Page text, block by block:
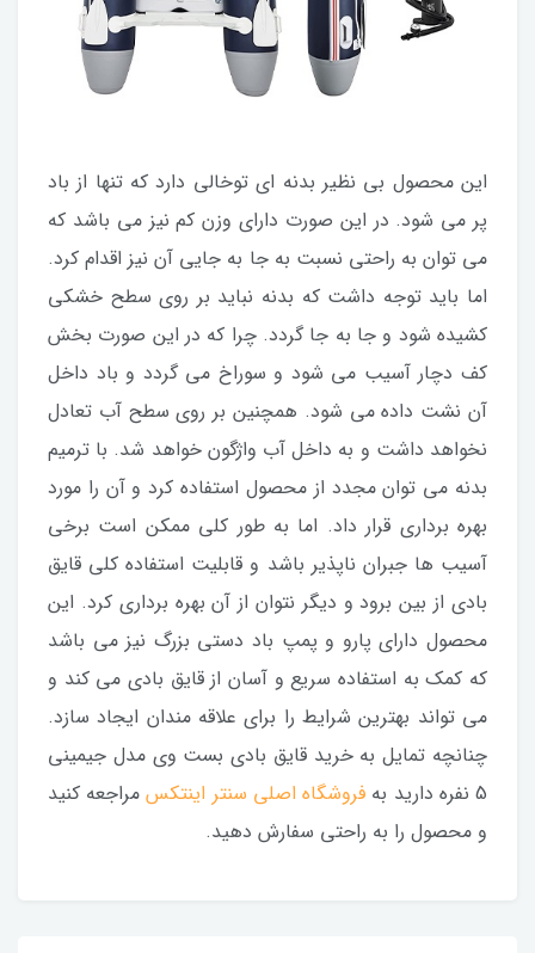
این محصول بی نظیر بدنه ای توخالی دارد که تنها از باد
پر می شود. در این صورت دارای وزن کم نیز می باشد که
می توان به راحتی نسبت به جا به جایی آن نیز اقدام کرد.
اما باید توجه داشت که بدنه نباید بر روی سطح خشکی
کشیده شود و جا به جا گردد. چرا که در این صورت بخش
کف دچار آسیب می شود و سوراخ می گردد و باد داخل
آن نشت داده می شود. همچنین بر روی سطح آب تعادل
نخواهد داشت و به داخل آب واژگون خواهد شد. با ترمیم
بدنه می توان مجدد از محصول استفاده کرد و آن را مورد
بهره برداری قرار داد. اما به طور کلی ممکن است برخی
آسیب ها جبران ناپذیر باشد و قابلیت استفاده کلی قایق
بادی از بین برود و دیگر نتوان از آن بهره برداری کرد. این
محصول دارای پارو و پمپ باد دستی بزرگ نیز می باشد
که کمک به استفاده سریع و آسان از قایق بادی می کند و
می تواند بهترین شرایط را برای علاقه مندان ایجاد سازد.
چنانچه تمایل به خرید قایق بادی بست وی مدل جیمینی
5 نفره دارید به
فروشگاه اصلی سنتر اینتکسمراجعه کنید
و محصول را به راحتی سفارش دهید.